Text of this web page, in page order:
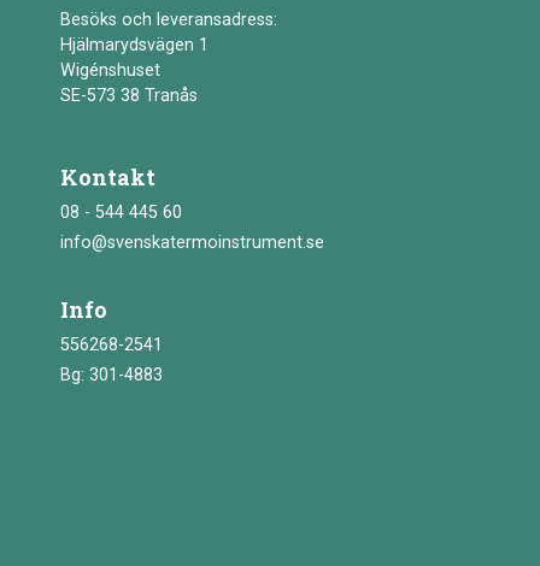
Besöks och leveransadress:
Hjälmarydsvägen 1
Wigénshuset
SE-573 38 Tranås
Kontakt
08 - 544 445 60
info@svenskatermoinstrument.se
Info
556268-2541
Bg: 301-4883